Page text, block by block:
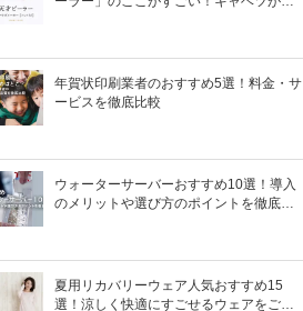
年賀状印刷業者のおすすめ5選！料金・サ
ービスを徹底比較
ウォーターサーバーおすすめ10選！導入
のメリットや選び方のポイントを徹底解
夏用リカバリーウェア人気おすすめ15
選！涼しく快適にすごせるウェアをご紹